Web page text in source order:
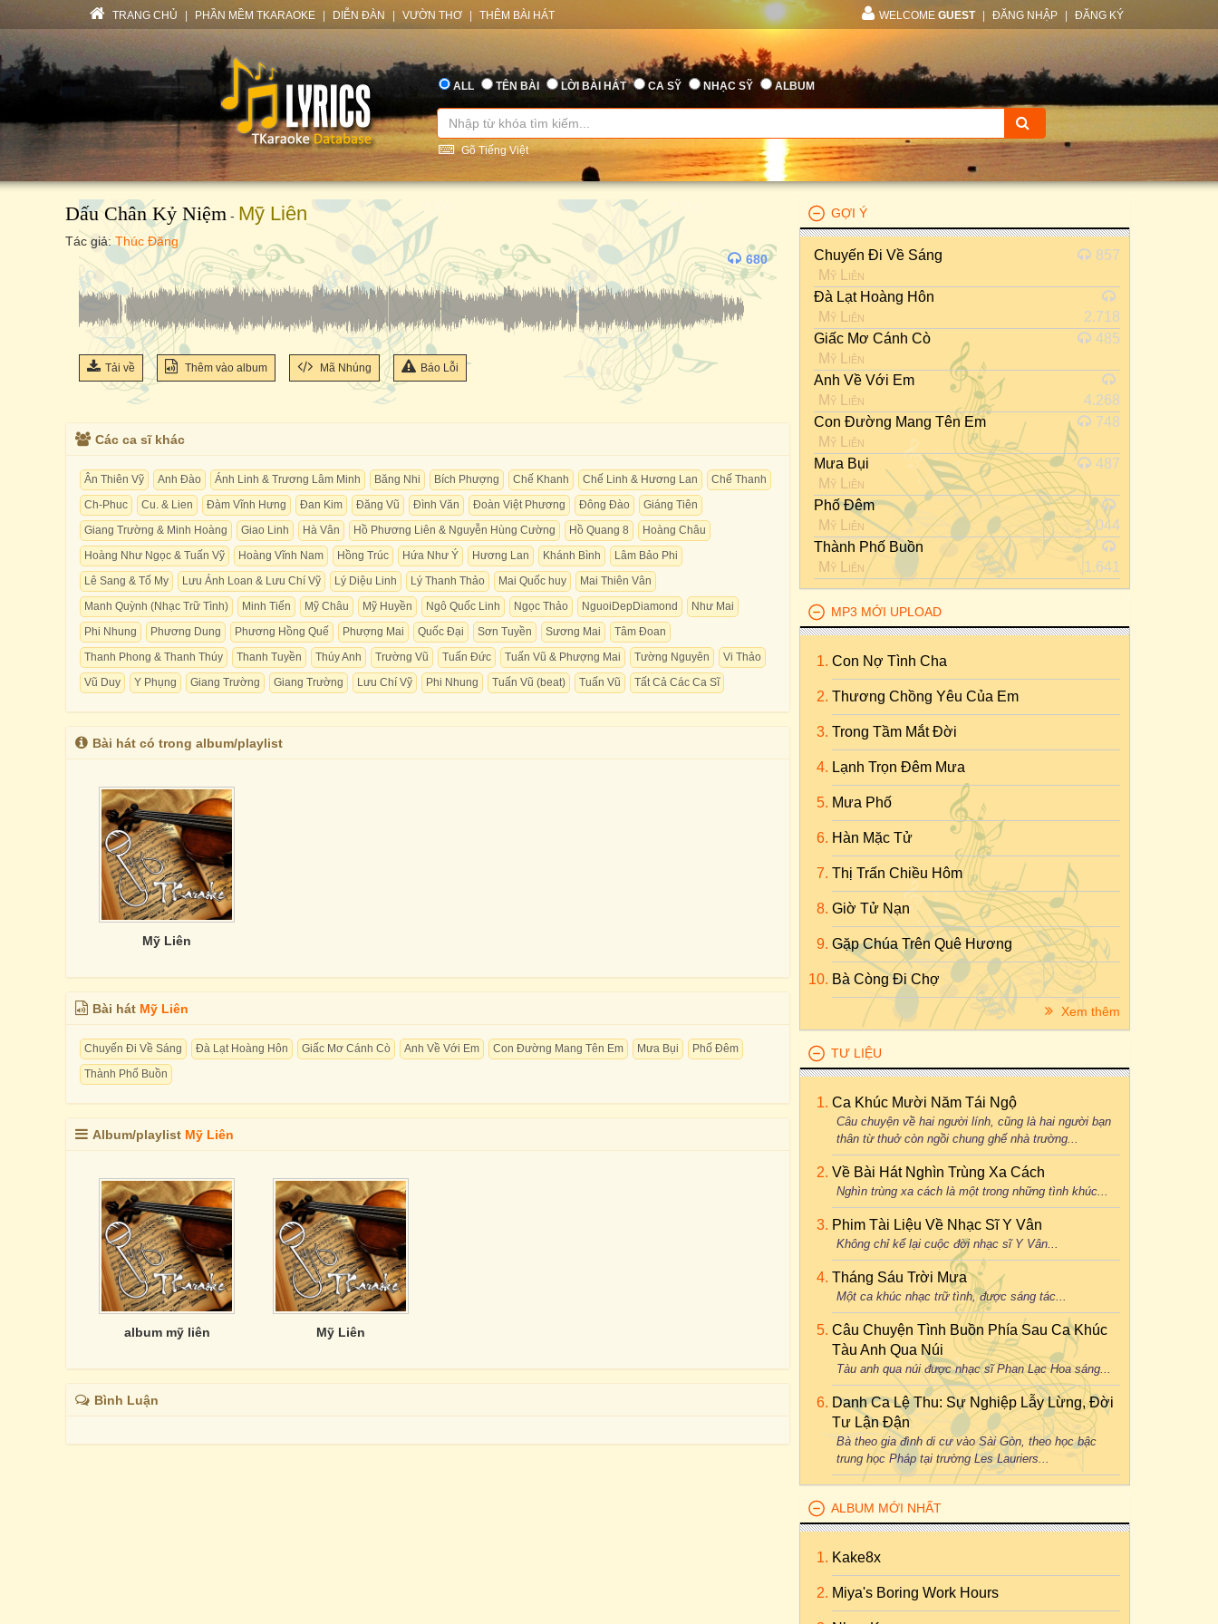
TRANG CHỦ PHẦN MỀM TKARAOKE DIỄN ĐÀN VƯỜN THƠ THÊM BÀI HÁT WELCOME GUEST ĐĂNG NHẬP ĐĂNG KÝ
ALL TÊN BÀI LỜI BÀI HÁT CA SỸ NHẠC SỸ ALBUM
Gõ Tiếng Việt
Dấu Chân Kỷ Niệm - Mỹ Liên
Tác giả: Thúc Đăng
680
Tải về Thêm vào album Mã Nhúng Báo Lỗi
Các ca sĩ khác
Ân Thiên Vỹ Anh Đào Ánh Linh & Trương Lâm Minh Băng Nhi Bích Phượng Chế Khanh Chế Linh & Hương Lan
Chế Thanh
Ch-Phuc
Cu. & Lien Đàm Vĩnh Hưng Đan Kim Đăng Vũ Đình Văn Đoàn Việt Phương Đông Đào
Giáng Tiên
Giang Trường & Minh Hoàng
Giao Linh Hà Vân Hồ Phương Liên & Nguyễn Hùng Cường Hồ Quang 8
Hoàng Châu
Hoàng Như Ngọc & Tuấn Vỹ
Hoàng Vĩnh Nam Hồng Trúc Hứa Như Ý Hương Lan Khánh Bình
Lâm Bảo Phi
Lê Sang & Tố My
Lưu Ánh Loan & Lưu Chí Vỹ Lý Diệu Linh Lý Thanh Thảo Mai Quốc huy
Mai Thiên Vân
Manh Quỳnh (Nhạc Trữ Tình)
Minh Tiến Mỹ Châu Mỹ Huyền Ngô Quốc Linh Ngọc Thảo NguoiDepDiamond
Như Mai
Phi Nhung
Phương Dung Phương Hồng Quế Phượng Mai Quốc Đại Sơn Tuyền Sương Mai
Tâm Đoan
Thanh Phong & Thanh Thúy
Thanh Tuyền Thúy Anh Trường Vũ Tuấn Đức Tuấn Vũ & Phượng Mai Tường Nguyên
Vi Thảo
Vũ Duy
Y Phụng Giang Trường Giang Trường Lưu Chí Vỹ Phi Nhung Tuấn Vũ (beat) Tuấn Vũ Tất Cả Các Ca Sĩ
Bài hát có trong album/playlist
Mỹ Liên
Bài hát Mỹ Liên
Chuyến Đi Về Sáng Đà Lạt Hoàng Hôn Giấc Mơ Cánh Cò Anh Về Với Em Con Đường Mang Tên Em Mưa Bụi
Phố Đêm
Thành Phố Buồn
Album/playlist Mỹ Liên
album mỹ liên Mỹ Liên
Bình Luận
GỢI Ý
Chuyến Đi Về Sáng
Mỹ Liên
857
Đà Lạt Hoàng Hôn
Mỹ Liên
2.718
Giấc Mơ Cánh Cò
Mỹ Liên
485
Anh Về Với Em
Mỹ Liên
4.268
Con Đường Mang Tên Em
Mỹ Liên
748
Mưa Bụi
Mỹ Liên
487
Phố Đêm
Mỹ Liên
1.044
Thành Phố Buồn
Mỹ Liên
1.641
MP3 MỚI UPLOAD
Con Nợ Tình Cha
Thương Chồng Yêu Của Em
Trong Tầm Mắt Đời
Lạnh Trọn Đêm Mưa
Mưa Phố
Hàn Mặc Tử
Thị Trấn Chiều Hôm
Giờ Tử Nạn
Gặp Chúa Trên Quê Hương
Bà Còng Đi Chợ
Xem thêm
TƯ LIỆU
Ca Khúc Mười Năm Tái Ngộ
Câu chuyện về hai người lính, cũng là hai người bạn
thân từ thuở còn ngồi chung ghế nhà trường...
Về Bài Hát Nghìn Trùng Xa Cách
Nghìn trùng xa cách là một trong những tình khúc...
Phim Tài Liệu Về Nhạc Sĩ Y Vân
Không chỉ kể lại cuộc đời nhạc sĩ Y Vân...
Tháng Sáu Trời Mưa
Một ca khúc nhạc trữ tình, được sáng tác...
Câu Chuyện Tình Buồn Phía Sau Ca Khúc
Tàu Anh Qua Núi
Tàu anh qua núi được nhạc sĩ Phan Lạc Hoa sáng...
Danh Ca Lệ Thu: Sự Nghiệp Lẫy Lừng, Đời
Tư Lận Đận
Bà theo gia đình di cư vào Sài Gòn, theo học bậc
trung học Pháp tại trường Les Lauriers...
ALBUM MỚI NHẤT
Kake8x
Miya's Boring Work Hours